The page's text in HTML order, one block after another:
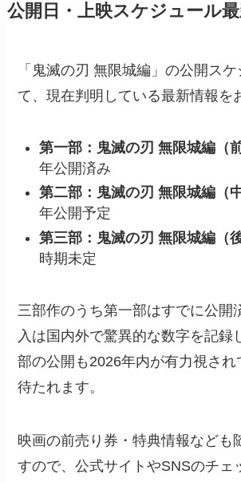
公開日・上映スケジュール
「鬼滅の刃 無限城編」の公開ス
て、現在判明している最新情報を
第一部：鬼滅の刃 無限城編（
年公開済み
第二部：鬼滅の刃 無限城編（
年公開予定
第三部：鬼滅の刃 無限城編（
時期未定
三部作のうち第一部はすでに公開
入は国内外で驚異的な数字を記録
部の公開も2026年内が有力視さ
待たれます。
映画の前売り券・特典情報なども
すので、公式サイトやSNSのチェ